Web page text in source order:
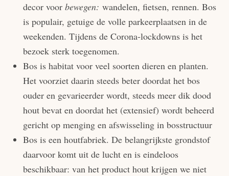
decor voor bewegen: wandelen, fietsen, rennen. Bos
is populair, getuige de volle parkeerplaatsen in de
weekenden. Tijdens de Corona-lockdowns is het
bezoek sterk toegenomen.
Bos is habitat voor veel soorten dieren en planten.
Het voorziet daarin steeds beter doordat het bos
ouder en gevarieerder wordt, steeds meer dik dood
hout bevat en doordat het (extensief) wordt beheerd
gericht op menging en afswisseling in bosstructuur
Bos is een houtfabriek. De belangrijkste grondstof
daarvoor komt uit de lucht en is eindeloos
beschikbaar: van het product hout krijgen we niet